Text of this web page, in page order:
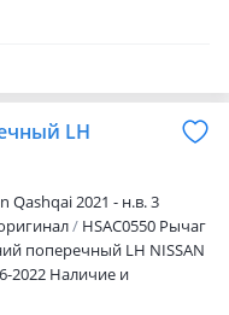
уточняйте у
LH
Qashqai 2021 - н.в. 3
HSAC0550 Рычаг
поперечный LH NISSAN
2022 Наличие и
уточняйте у